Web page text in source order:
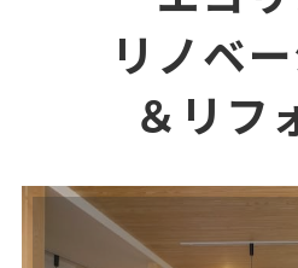
リノベ
＆リフ